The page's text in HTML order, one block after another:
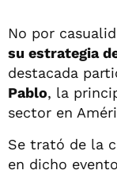
No por
su estrategia
destacada
Pablo, la
sector en
Se trató de la
en dicho